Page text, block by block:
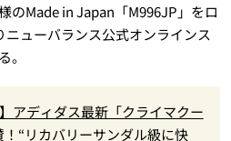
のMade in Japan「M996JP」をロ
ューバランス公式オンラインス
。
アディダス最新「クライマクー
“リカバリーサンダル級に快